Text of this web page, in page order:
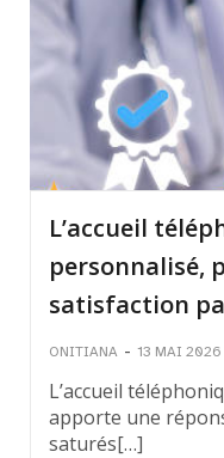
L’accueil
personnalisé,
satisfaction
ONITIANA - 13 MAI 2026
L’accueil
apporte une
saturés[…]